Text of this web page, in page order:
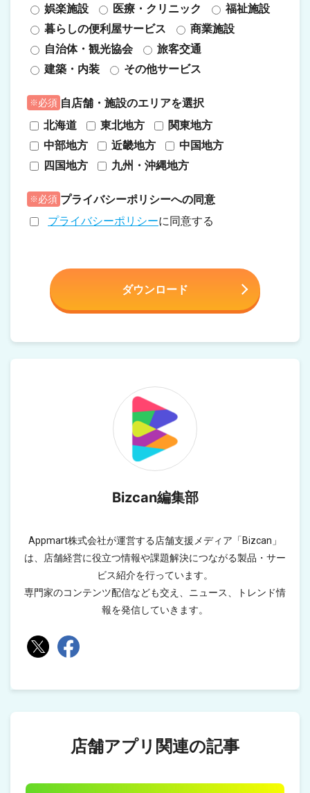
娯楽施設
医療・クリニック
福祉施設
暮らしの便利屋サービス
商業施設
自治体・観光協会
旅客交通
建築・内装
その他サービス
必須 自店舗・施設のエリアを選択
北海道
東北地方
関東地方
中部地方
近畿地方
中国地方
四国地方
九州・沖縄地方
必須 プライバシーポリシーへの同意
プライバシーポリシーに同意する
Bizcan編集部
Appmart株式会社が運営する店舗支援メディア「Bizcan」
は、店舗経営に役立つ情報や課題解決につながる製品・サー
ビス紹介を行っています。
専門家のコンテンツ配信なども交え、ニュース、トレンド情
報を発信していきます。
店舗アプリ関連の記事